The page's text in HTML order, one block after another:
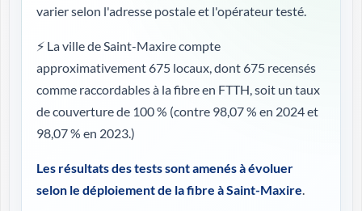
varier selon l'adresse postale et l'opérateur testé.
⚡ La ville de Saint-Maxire compte
approximativement 675 locaux, dont 675 recensés
comme raccordables à la fibre en FTTH, soit un taux
de couverture de 100 % (contre 98,07 % en 2024 et
98,07 % en 2023.)
Les résultats des tests sont amenés à évoluer
selon le déploiement de la fibre à Saint-Maxire.